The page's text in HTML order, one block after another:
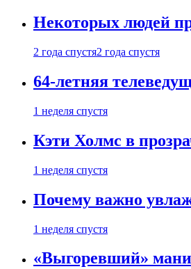
Некоторых людей
2 года спустя2 года спустя
64-летняя
1 неделя спустя
Кэти Холмс в
1 неделя спустя
Почему важно
1 неделя спустя
«Выгоревший»